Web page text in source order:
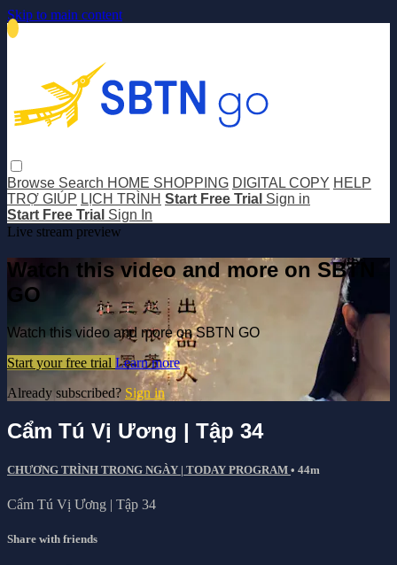
Skip to main content
Browse Search HOME SHOPPING DIGITAL COPY HELP
TRỢ GIÚP LỊCH TRÌNH Start Free Trial Sign in
Start Free Trial Sign In
Live stream preview
Watch this video and more on SBTN
GO
Watch this video and more on SBTN GO
Start your free trial Learn more
Already subscribed? Sign in
Cẩm Tú Vị Ương | Tập 34
CHƯƠNG TRÌNH TRONG NGÀY | TODAY PROGRAM • 44m
Cẩm Tú Vị Ương | Tập 34
Share with friends